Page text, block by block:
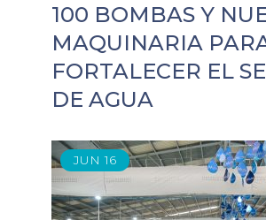
100 BOMBAS Y
MAQUINARIA
FORTALECER EL
DE AGUA
JUN 16